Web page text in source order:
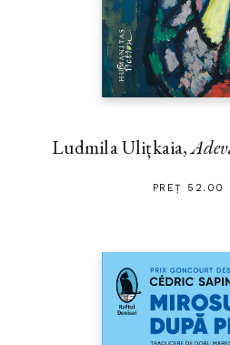
Ludmila Ulițkaia,
PREȚ 52.00